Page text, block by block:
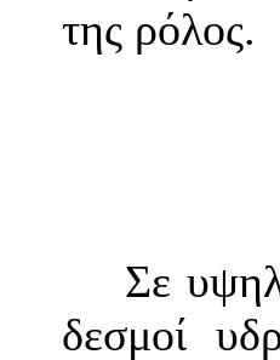
της ρόλος.
Σε
δεσμοί